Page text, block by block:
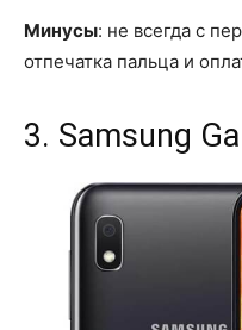
Минусы: не всегда с
отпечатка пальца и
3. Samsung